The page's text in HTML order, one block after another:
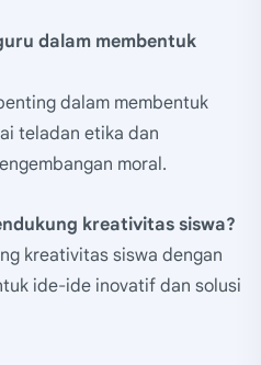
dalam membentuk
dalam membentuk
teladan etika dan
moral.
kreativitas siswa?
kreativitas siswa dengan
ide-ide inovatif dan solusi